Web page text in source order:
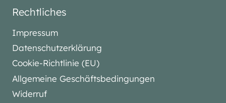
Rechtliches
Impressum
Datenschutzerklärung
Cookie-Richtlinie (EU)
Allgemeine Geschäftsbedingungen
Widerruf